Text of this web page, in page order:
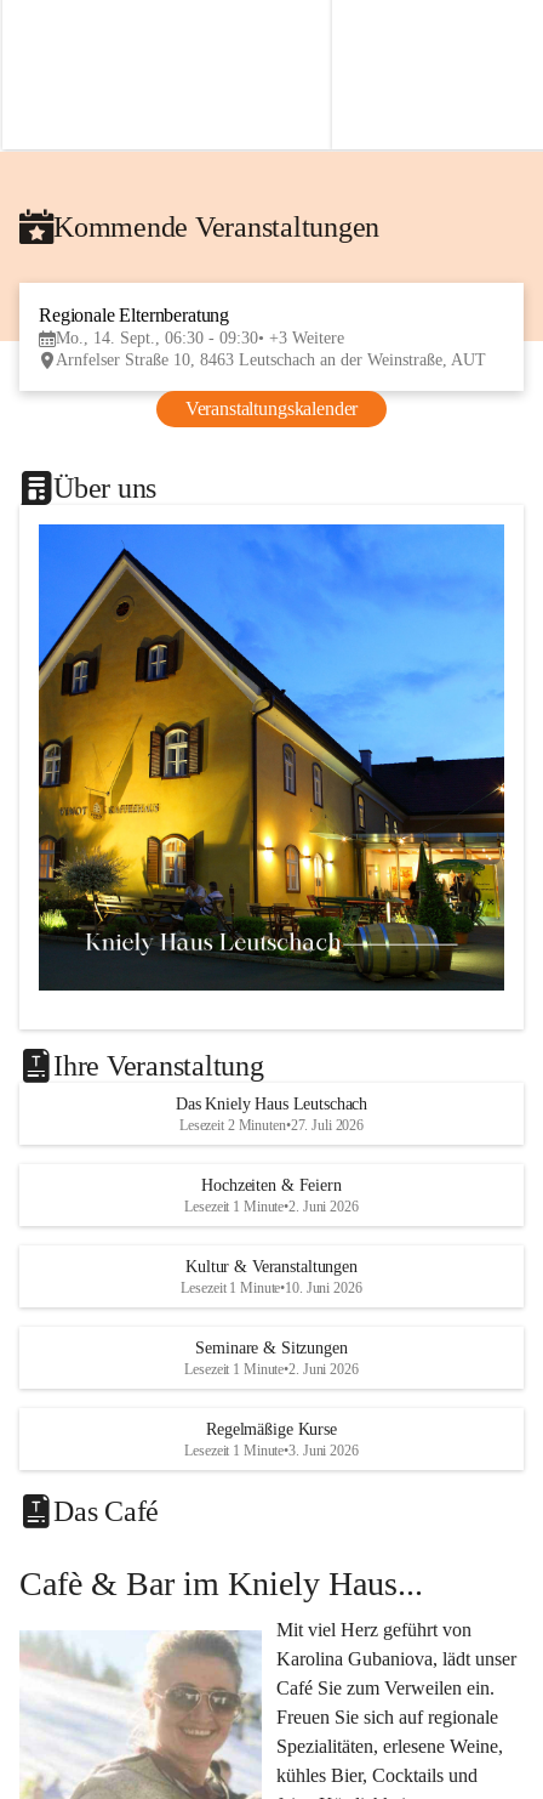
Kommende Veranstaltungen
Regionale Elternberatung
Mo., 14. Sept., 06:30 - 09:30 +3 Weitere
Arnfelser Straße 10, 8463 Leutschach an der Weinstraße, AUT
Veranstaltungskalender
Über uns
in unserem wunderschönen Leutschach an der Weinstraße!
Unsere Highlights:
Ein klimatisierter Seminarraum für kleinere Gruppen
bis 25 Personen.
Eine voll ausgestattete Küche
für Catering oder
eigene kulinarische Highlights.
Klimatisiertes Foyer mit Theken-Infrastruktur,
Künstlergarderobe, kleiner Garten und Festwiese –
alles für Ihre perfekte Veranstaltung.
Seminare & Workshops, Hochzeiten &
Familienfeiern, Tagungen, Kulturevents oder Kundenevents
– bei uns finden Sie den passenden Rahmen für Ihre Ideen.
Lassen Sie sich von Karolina Gubaniova mit regionalen
Spezialitäten, edlen Weinen und kleinen Köstlichkeiten
verwöhnen.
Fragen oder Anfragen?
Kontaktieren Sie uns gerne per Mail
l.kohlmaier@leutschach-weinstrasse.gv.at
oder
+4334547060223
Ihre Veranstaltung
Das Kniely Haus Leutschach
Lesezeit 2 Minuten•27. Juli 2026
Hochzeiten & Feiern
Lesezeit 1 Minute•2. Juni 2026
Kultur & Veranstaltungen
Lesezeit 1 Minute•10. Juni 2026
Seminare & Sitzungen
Lesezeit 1 Minute•2. Juni 2026
Regelmäßige Kurse
Lesezeit 1 Minute•3. Juni 2026
Das Café
Cafè & Bar im Kniely Haus...
Mit viel Herz geführt von
Karolina Gubaniova, lädt unser
Café Sie zum Verweilen ein.
Freuen Sie sich auf regionale
Spezialitäten, erlesene Weine,
kühles Bier, Cocktails und